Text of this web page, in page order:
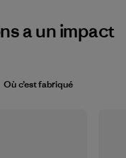
a un impact
Où c’est fabriqué